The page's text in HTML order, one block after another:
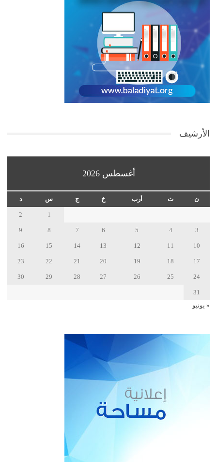
الأرشيف
أغسطس 2026
ن ث أرب خ ج س د
1
2
3
4
5
6
7
8
9
10
11
12
13
14
15
16
17
18
19
20
21
22
23
24
25
26
27
28
29
30
31
« يونيو